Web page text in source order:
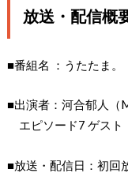
放送・配信概
■番組名 ：うたたま。
■出演者：河合郁人（
エピソード7 ゲスト
■放送・配信日：初回